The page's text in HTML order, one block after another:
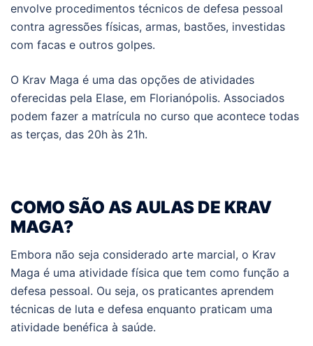
envolve procedimentos técnicos de defesa pessoal
contra agressões físicas, armas, bastões, investidas
com facas e outros golpes.
O Krav Maga é uma das opções de atividades
oferecidas pela Elase, em Florianópolis. Associados
podem fazer a matrícula no curso que acontece todas
as terças, das 20h às 21h.
COMO SÃO AS AULAS DE KRAV
MAGA?
Embora não seja considerado arte marcial, o Krav
Maga é uma atividade física que tem como função a
defesa pessoal. Ou seja, os praticantes aprendem
técnicas de luta e defesa enquanto praticam uma
atividade benéfica à saúde.